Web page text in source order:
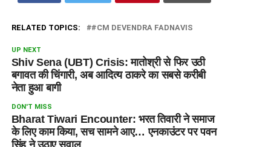
RELATED TOPICS: #CM DEVENDRA FADNAVIS
UP NEXT
Shiv Sena (UBT) Crisis: मातोश्री से फिर उठी
बगावत की चिंगारी, अब आदित्य ठाकरे का सबसे करीबी
नेता हुआ बागी
DON'T MISS
Bharat Tiwari Encounter: भरत तिवारी ने समाज
के लिए काम किया, सच सामने आए… एनकाउंटर पर पवन
सिंह ने उठाए सवाल